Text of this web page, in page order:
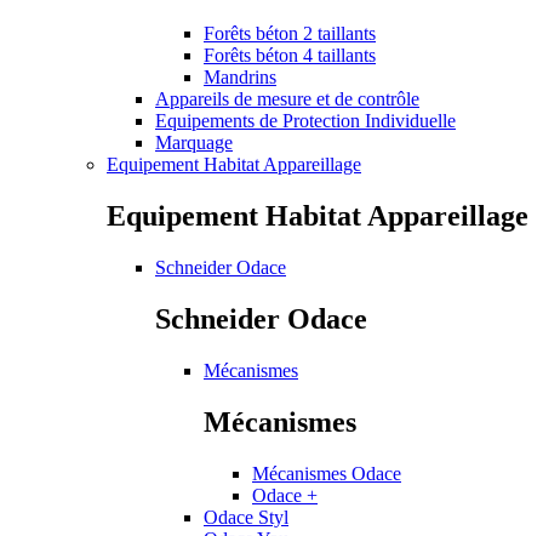
Forêts béton 2 taillants
Forêts béton 4 taillants
Mandrins
Appareils de mesure et de contrôle
Equipements de Protection Individuelle
Marquage
Equipement Habitat Appareillage
Equipement Habitat Appareillage
Schneider Odace
Schneider Odace
Mécanismes
Mécanismes
Mécanismes Odace
Odace +
Odace Styl